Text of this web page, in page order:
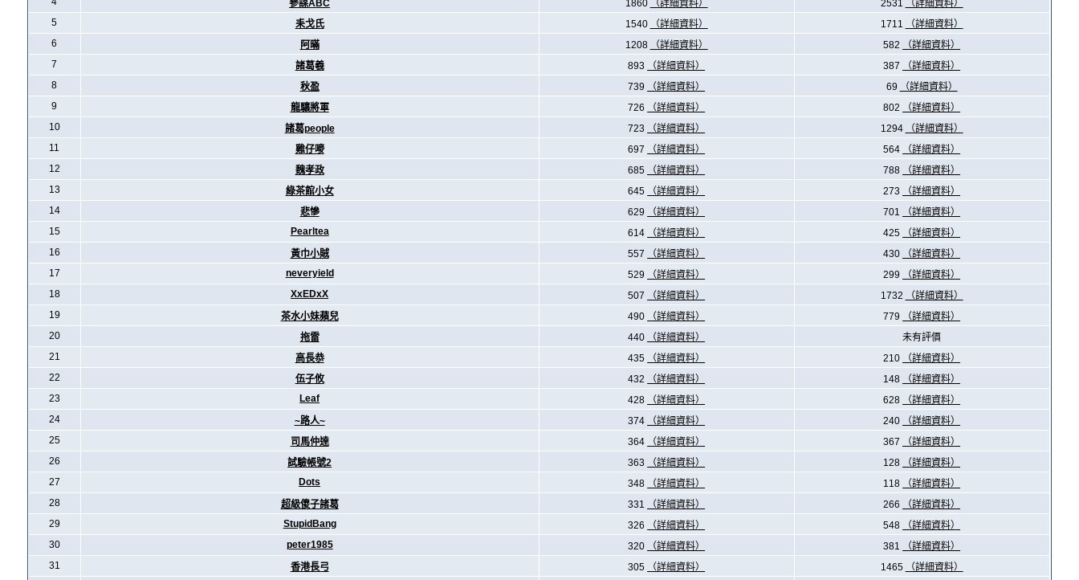
參謀ABC 1860 （詳細資料） 2531
（詳細資料）
5
耒戈氏 1540 （詳細資料） 1711
（詳細資料）
6
阿暪 1208 （詳細資料） 582
（詳細資料）
7
諸葛羲 893 （詳細資料） 387
（詳細資料）
8
秋盈 739 （詳細資料） 69
（詳細資料）
9
龍驤將軍 726 （詳細資料） 802
（詳細資料）
10
諸葛people 723 （詳細資料） 1294
（詳細資料）
11
雞仔嘜 697 （詳細資料） 564
（詳細資料）
12
魏孝政 685 （詳細資料） 788
（詳細資料）
13
綠茶館小女 645 （詳細資料） 273
（詳細資料）
14
悲慘 629 （詳細資料） 701
（詳細資料）
15
Pearltea 614 （詳細資料） 425
（詳細資料）
16
黃巾小賊 557 （詳細資料） 430
（詳細資料）
17
neveryield 529 （詳細資料） 299
（詳細資料）
18
XxEDxX 507 （詳細資料） 1732
（詳細資料）
19
茶水小妹蘋兒 490 （詳細資料） 779
（詳細資料）
20
拖雷 440 （詳細資料）
未有評價
21
高長恭 435 （詳細資料） 210
（詳細資料）
22
伍子攸 432 （詳細資料） 148
（詳細資料）
23
Leaf 428 （詳細資料） 628
（詳細資料）
24
~路人~ 374 （詳細資料） 240
（詳細資料）
25
司馬仲達 364 （詳細資料） 367
（詳細資料）
26
試驗帳號2 363 （詳細資料） 128
（詳細資料）
27
Dots 348 （詳細資料） 118
（詳細資料）
28
超級傻子諸葛 331 （詳細資料） 266
（詳細資料）
29
StupidBang 326 （詳細資料） 548
（詳細資料）
30
peter1985 320 （詳細資料） 381
（詳細資料）
31
香港長弓 305 （詳細資料） 1465
（詳細資料）